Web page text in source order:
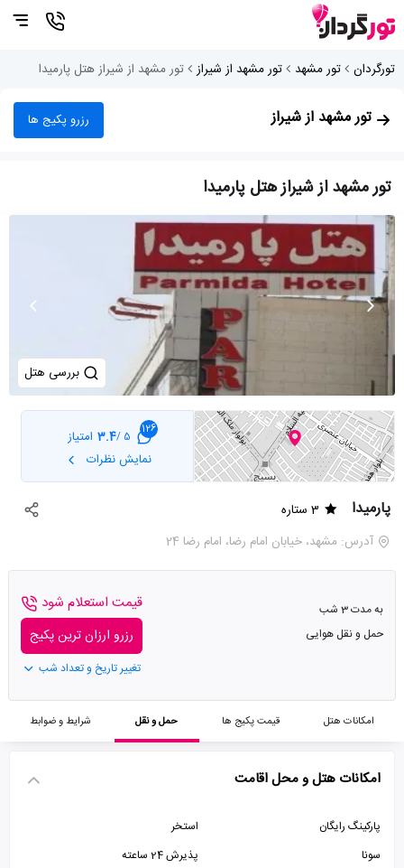
تورگردان تور مشهد تور مشهد از شیراز تور مشهد از شیراز هتل پارمیدا
تور مشهد از شیراز رزرو پکیج ها
تور مشهد از شیراز هتل پارمیدا
بررسی هتل
126
5 /
3.4 امتیاز
نمایش نظرات
پارمیدا
3 ستاره
آدرس: مشهد، خیابان امام رضا، امام رضا 24
به مدت 3 شب
حمل و نقل هوایی
قیمت استعلام شود
رزرو ارزان ترین پکیج
تغییر تاریخ و تعداد شب
امکانات هتل قیمت پکیج ها حمل و نقل شرایط و ضوابط
امکانات هتل و محل اقامت
پارکینگ رایگان
استخر
سونا
پذیرش 24 ساعته